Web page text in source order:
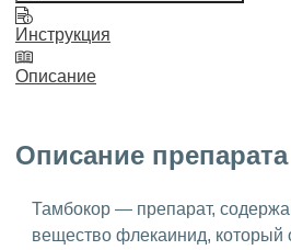
Инструкция
Описание
Описание препарата
Тамбокор — препарат,
вещество флекаинид, который